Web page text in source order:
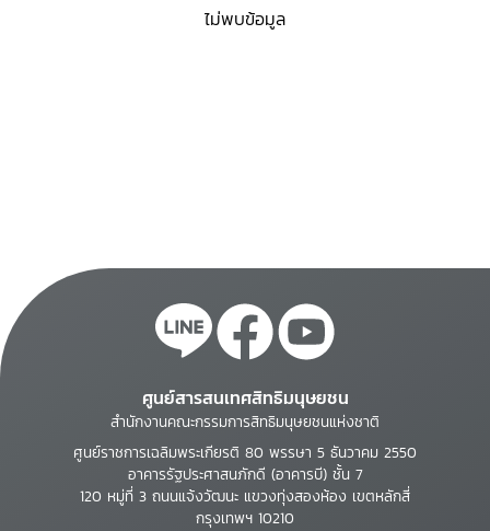
ไม่พบข้อมูล
ศูนย์สารสนเทศสิทธิมนุษยชน
สำนักงานคณะกรรมการสิทธิมนุษยชนแห่งชาติ
ศูนย์ราชการเฉลิมพระเกียรติ 80 พรรษา 5 ธันวาคม 2550
อาคารรัฐประศาสนภักดี (อาคารบี) ชั้น 7
120 หมู่ที่ 3 ถนนแจ้งวัฒนะ แขวงทุ่งสองห้อง เขตหลักสี่
กรุงเทพฯ 10210